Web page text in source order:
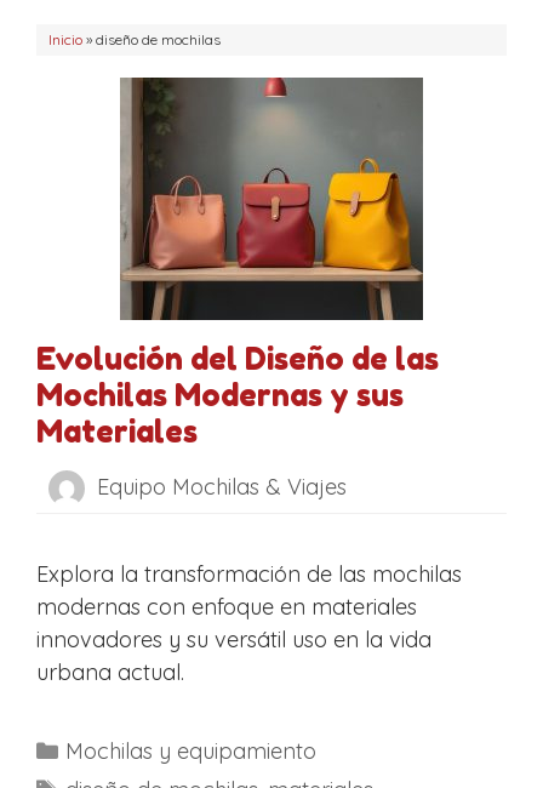
ít
Inicio » diseño de mochilas
Evolución del Diseño de las
Mochilas Modernas y sus
Materiales
Equipo Mochilas & Viajes
Explora la transformación de las mochilas
modernas con enfoque en materiales
innovadores y su versátil uso en la vida
urbana actual.
C
a
Mochilas y equipamiento